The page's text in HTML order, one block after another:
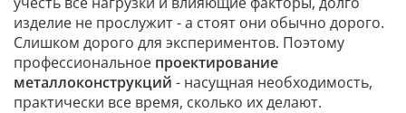
изделие не прослужит - а стоят они обычно дорого.
Слишком дорого для экспериментов. Поэтому
профессиональное проектирование
металлоконструкций - насущная необходимость,
практически все время, сколько их делают.